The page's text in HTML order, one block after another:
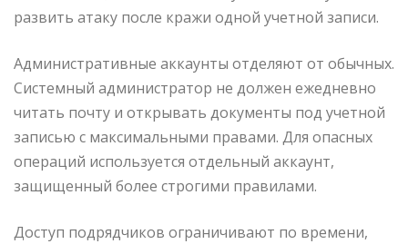
развить атаку после кражи одной учетной записи.
Административные аккаунты отделяют от обычных.
Системный администратор не должен ежедневно
читать почту и открывать документы под учетной
записью с максимальными правами. Для опасных
операций используется отдельный аккаунт,
защищенный более строгими правилами.
Доступ подрядчиков ограничивают по времени,